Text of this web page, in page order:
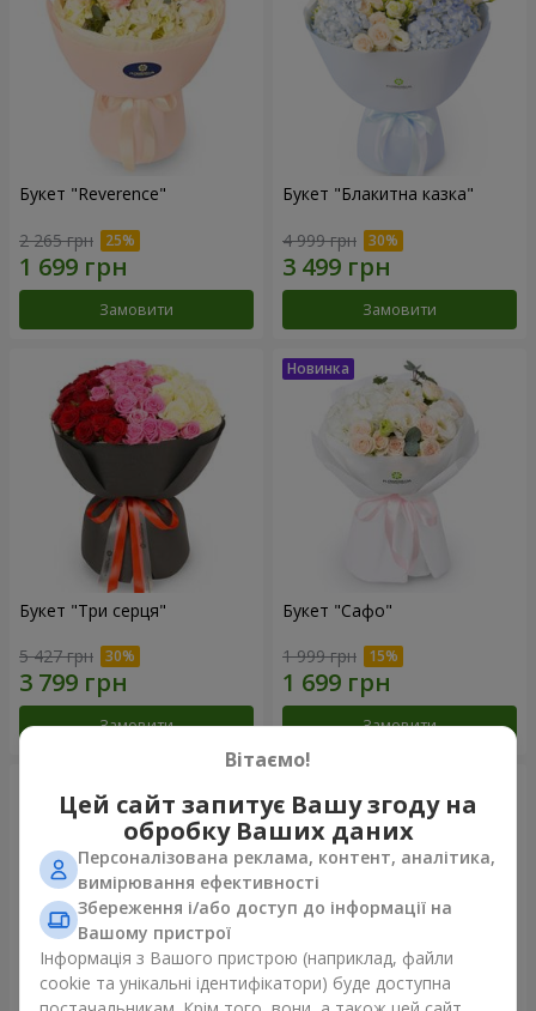
Букет "Reverence"
2 265 грн
Замовити
Букет "Блакитна казка"
4 999 грн
Замовити
Букет "Три серця"
5 427 грн
Замовити
Букет "Сафо"
1 999 грн
Замовити
Вітаємо!
Цей сайт запитує Вашу згоду на
обробку Ваших даних
Персоналізована реклама, контент, аналітика,
вимірювання ефективності
Збереження і/або доступ до інформації на
Вашому пристрої
Інформація з Вашого пристрою (наприклад, файли
cookie та унікальні ідентифікатори) буде доступна